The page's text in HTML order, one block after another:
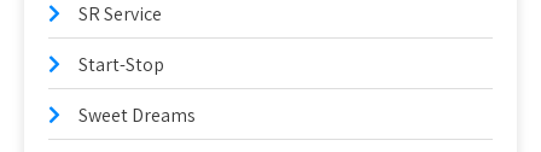
SR Service
Start-Stop
Sweet Dreams